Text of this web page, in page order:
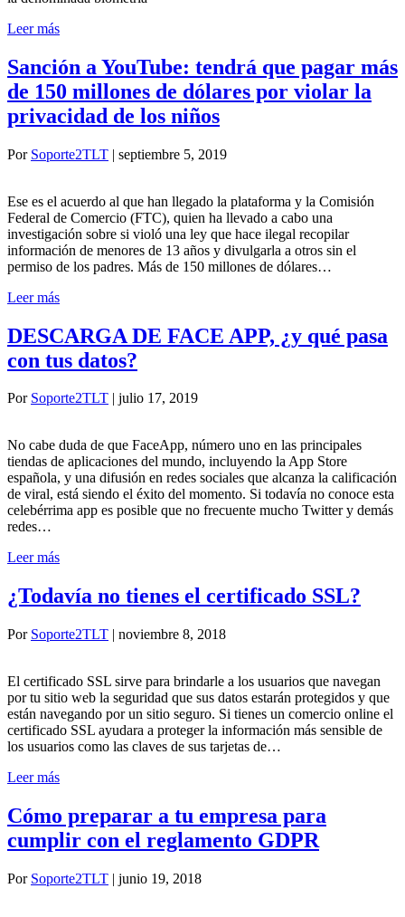
Leer más
Sanción a YouTube: tendrá que pagar más
de 150 millones de dólares por violar la
privacidad de los niños
Por Soporte2TLT | septiembre 5, 2019
Ese es el acuerdo al que han llegado la plataforma y la Comisión
Federal de Comercio (FTC), quien ha llevado a cabo una
investigación sobre si violó una ley que hace ilegal recopilar
información de menores de 13 años y divulgarla a otros sin el
permiso de los padres. Más de 150 millones de dólares…
Leer más
DESCARGA DE FACE APP, ¿y qué pasa
con tus datos?
Por Soporte2TLT julio 17, 2019
No cabe duda de que FaceApp, número uno en las principales
tiendas de aplicaciones del mundo, incluyendo la App Store
española, y una difusión en redes sociales que alcanza la calificación
de viral, está siendo el éxito del momento. Si todavía no conoce esta
celebérrima app es posible que no frecuente mucho Twitter y demás
redes…
Leer más
¿Todavía no tienes el certificado SSL?
Por Soporte2TLT | noviembre 8, 2018
El certificado SSL sirve para brindarle a los usuarios que navegan
por tu sitio web la seguridad que sus datos estarán protegidos y que
están navegando por un sitio seguro. Si tienes un comercio online el
certificado SSL ayudara a proteger la información más sensible de
los usuarios como las claves de sus tarjetas de…
Leer más
Cómo preparar a tu empresa para
cumplir con el reglamento GDPR
Por Soporte2TLT | junio 19, 2018